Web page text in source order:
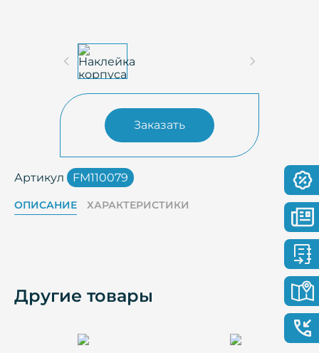
Заказать
Артикул FM110079
ОПИСАНИЕ ХАРАКТЕРИСТИКИ
Другие товары